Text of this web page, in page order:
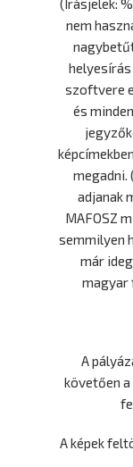
(Írásjelek:
nem
szoftvere
és
megadni.
adjanak
MAFOSZ
semmilyen
már
magyar
A
követően
A képek